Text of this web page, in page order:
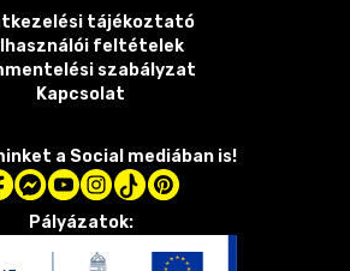
tájékoztató
feltételek
szabályzat
Kapcsolat
a Social mediában is!
Pályázatok: